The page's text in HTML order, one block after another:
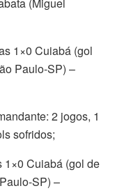
1×0 Cuiabá (gol
Paulo-SP) –
2 jogos, 1
sofridos;
1×0 Cuiabá (gol de
SP) –